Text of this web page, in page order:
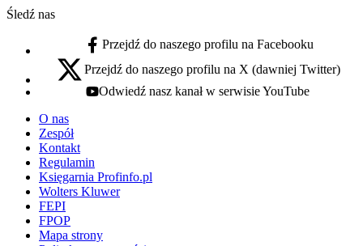
Śledź nas
facebook - otwiera się w nowej karcie
Przejdź do naszego profilu na Facebooku
x - otwiera się w nowej karcie
Przejdź do naszego profilu na X (dawniej Twitter)
youtube - otwiera się w nowej karcie
Odwiedź nasz kanał w serwisie YouTube
O nas
Zespół
Kontakt
Regulamin
Księgarnia Profinfo.pl
Wolters Kluwer
FEPI
FPOP
Mapa strony